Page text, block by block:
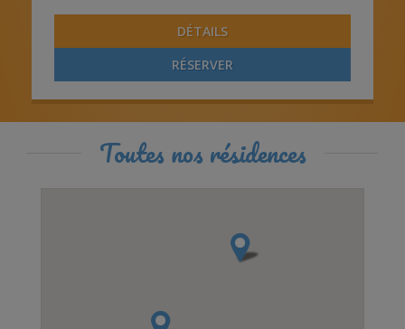
DÉTAILS
RÉSERVER
Toutes nos résidences